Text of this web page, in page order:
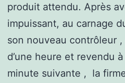
produit attendu. Après
impuissant, au carnage
son nouveau contrôleur
d’une heure et revendu
minute suivante , la